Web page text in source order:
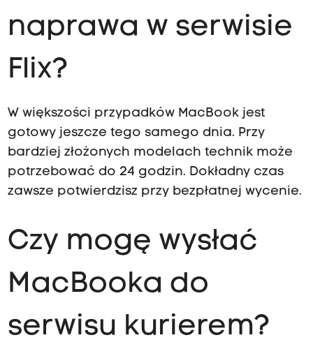
naprawa w serwisie
Flix?
W większości przypadków MacBook jest
gotowy jeszcze tego samego dnia. Przy
bardziej złożonych modelach technik może
potrzebować do 24 godzin. Dokładny czas
zawsze potwierdzisz przy bezpłatnej wycenie.
Czy mogę wysłać
MacBooka do
serwisu kurierem?